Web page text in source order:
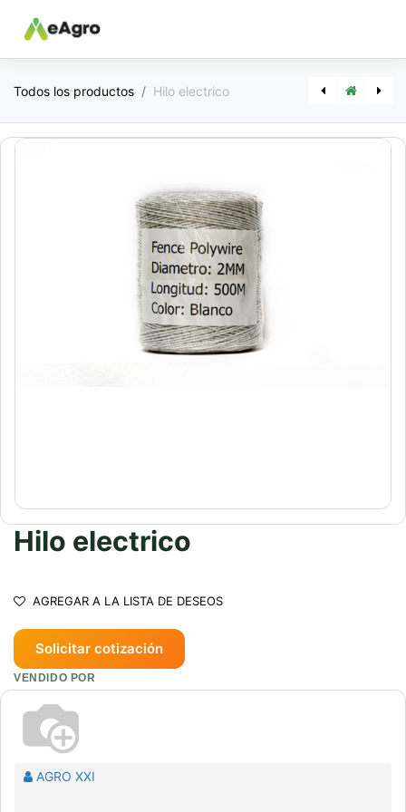
Todos los productos Hilo electrico
Hilo electrico
AGREGAR A LA LISTA DE DESEOS
Solicitar cotización
VENDIDO POR
AGRO XXI